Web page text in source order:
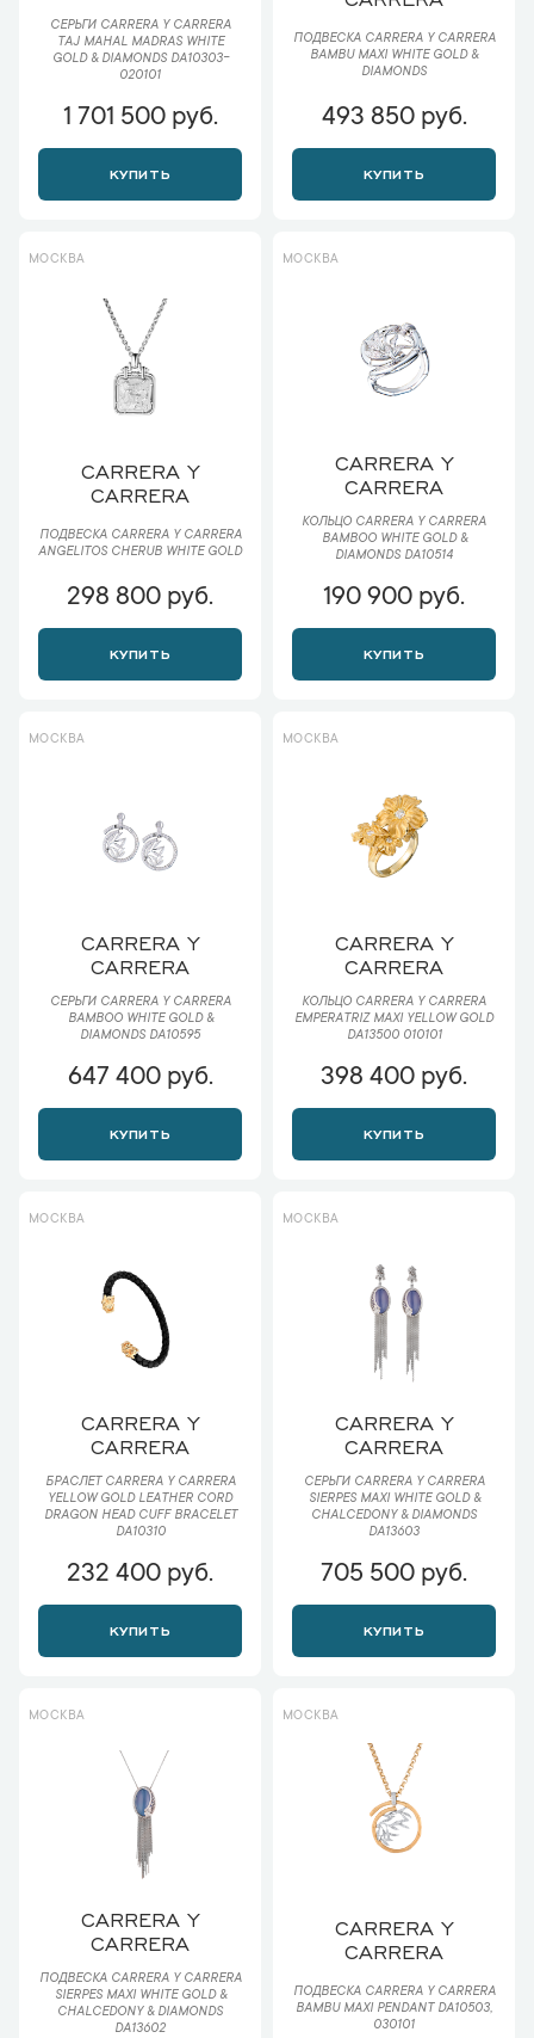
СЕРЬГИ CARRERA Y CARRERA
TAJ MAHAL MADRAS WHITE
GOLD & DIAMONDS DA10303-
020101
1 701 500 руб.
КУПИТЬ
ПОДВЕСКА CARRERA Y CARRERA
BAMBU MAXI WHITE GOLD &
DIAMONDS
493 850 руб.
КУПИТЬ
МОСКВА
CARRERA Y
CARRERA
ПОДВЕСКА CARRERA Y CARRERA
ANGELITOS CHERUB WHITE GOLD
298 800 руб.
КУПИТЬ
МОСКВА
CARRERA Y
CARRERA
КОЛЬЦО CARRERA Y CARRERA
BAMBOO WHITE GOLD &
DIAMONDS DA10514
190 900 руб.
КУПИТЬ
МОСКВА
CARRERA Y
CARRERA
СЕРЬГИ CARRERA Y CARRERA
BAMBOO WHITE GOLD &
DIAMONDS DA10595
647 400 руб.
КУПИТЬ
МОСКВА
CARRERA Y
CARRERA
КОЛЬЦО CARRERA Y CARRERA
EMPERATRIZ MAXI YELLOW GOLD
DA13500 010101
398 400 руб.
КУПИТЬ
МОСКВА
CARRERA Y
CARRERA
БРАСЛЕТ CARRERA Y CARRERA
YELLOW GOLD LEATHER CORD
DRAGON HEAD CUFF BRACELET
DA10310
232 400 руб.
КУПИТЬ
МОСКВА
CARRERA Y
CARRERA
СЕРЬГИ CARRERA Y CARRERA
SIERPES MAXI WHITE GOLD &
CHALCEDONY & DIAMONDS
DA13603
705 500 руб.
КУПИТЬ
МОСКВА
CARRERA Y
CARRERA
ПОДВЕСКА CARRERA Y CARRERA
SIERPES MAXI WHITE GOLD &
CHALCEDONY & DIAMONDS
DA13602
МОСКВА
CARRERA Y
CARRERA
ПОДВЕСКА CARRERA Y CARRERA
BAMBU MAXI PENDANT DA10503,
030101